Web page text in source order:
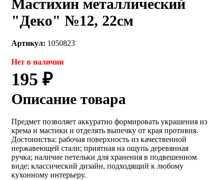
106
256-54-
Мастихин металлический
"Деко" №12, 22см
Артикул: 1050823
Нет в наличии
195 ₽
Описание товара
Предмет позволяет аккуратно формировать украшения из
крема и мастики и отделять выпечку от края противня.
Достоинства: рабочая поверхность из качественной
нержавеющей стали; приятная на ощупь деревянная
ручка; наличие петельки для хранения в подвешенном
виде; классический дизайн, подходящий к любому
кухонному интерьеру.